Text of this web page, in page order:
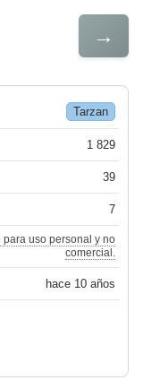
→
Tarzan
1 829
39
7
para uso personal y no
comercial.
hace 10 años